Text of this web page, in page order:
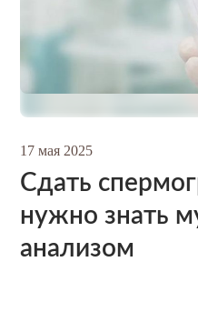
17 мая 2025
Сдать
нужно знать
анализом